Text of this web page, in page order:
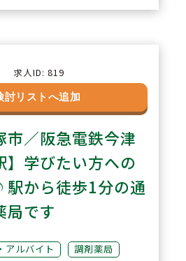
ある方への会社サポ
公的資格取得・自己
がございます。資格
社で全額負担いたし
4分】阪急宝塚線と
求人ID: 819
討リストへ追加
市／阪急電鉄今津
】学びたい方への
から徒歩1分の通
局です
アルバイト 調剤薬局